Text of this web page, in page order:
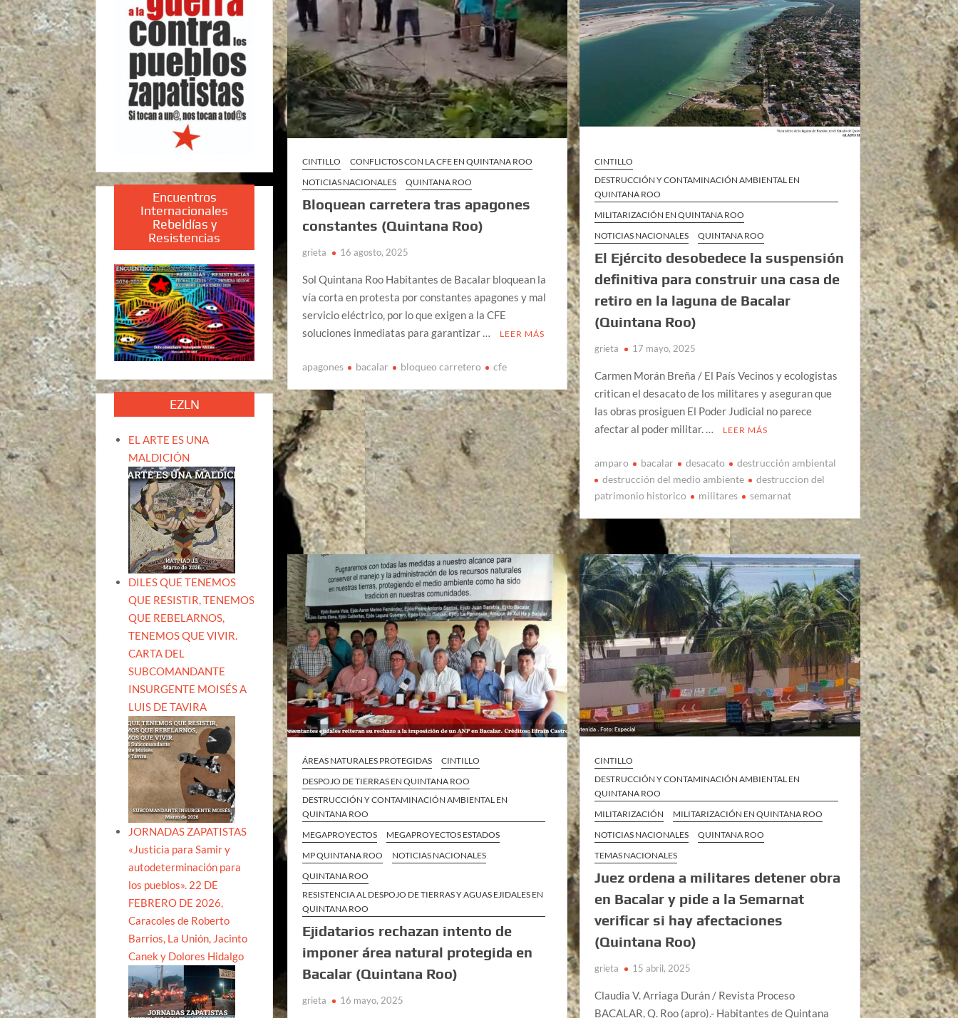
CINTILLO
CONFLICTOS CON LA CFE EN QUINTANA ROO
NOTICIAS NACIONALES
QUINTANA ROO
Bloquean carretera tras apagones
constantes (Quintana Roo)
grieta 16 agosto, 2025
Sol Quintana Roo Habitantes de Bacalar bloquean la
vía corta en protesta por constantes apagones y mal
servicio eléctrico, por lo que exigen a la CFE
soluciones inmediatas para garantizar …
LEER MÁS
apagones bacalar bloqueo carretero cfe
CINTILLO
DESTRUCCIÓN Y CONTAMINACIÓN AMBIENTAL EN
QUINTANA ROO
MILITARIZACIÓN EN QUINTANA ROO
NOTICIAS NACIONALES
QUINTANA ROO
El Ejército desobedece la suspensión
definitiva para construir una casa de
retiro en la laguna de Bacalar
(Quintana Roo)
grieta 17 mayo, 2025
Carmen Morán Breña / El País Vecinos y ecologistas
critican el desacato de los militares y aseguran que
las obras prosiguen El Poder Judicial no parece
afectar al poder militar. …
LEER MÁS
amparo bacalar desacato
destrucción ambiental
destrucción del medio ambiente
destruccion del
patrimonio historico
militares semarnat
ÁREAS NATURALES PROTEGIDAS
CINTILLO
DESPOJO DE TIERRAS EN QUINTANA ROO
DESTRUCCIÓN Y CONTAMINACIÓN AMBIENTAL EN
QUINTANA ROO
MEGAPROYECTOS
MEGAPROYECTOS ESTADOS
MP QUINTANA ROO
NOTICIAS NACIONALES
QUINTANA ROO
RESISTENCIA AL DESPOJO DE TIERRAS Y AGUAS EJIDALES EN
QUINTANA ROO
Ejidatarios rechazan intento de
imponer área natural protegida en
Bacalar (Quintana Roo)
grieta 16 mayo, 2025
CINTILLO
DESTRUCCIÓN Y CONTAMINACIÓN AMBIENTAL EN
QUINTANA ROO
MILITARIZACIÓN
MILITARIZACIÓN EN QUINTANA ROO
NOTICIAS NACIONALES
QUINTANA ROO
TEMAS NACIONALES
Juez ordena a militares detener obra
en Bacalar y pide a la Semarnat
verificar si hay afectaciones
(Quintana Roo)
grieta 15 abril, 2025
Claudia V. Arriaga Durán / Revista Proceso
BACALAR, Q. Roo (apro).- Habitantes de Quintana
Encuentros
Internacionales
Rebeldías y
Resistencias
EZLN
EL ARTE ES UNA
MALDICIÓN
DILES QUE TENEMOS
QUE RESISTIR, TENEMOS
QUE REBELARNOS,
TENEMOS QUE VIVIR.
CARTA DEL
SUBCOMANDANTE
INSURGENTE MOISÉS A
LUIS DE TAVIRA
JORNADAS ZAPATISTAS
«Justicia para Samir y
autodeterminación para
los pueblos». 22 DE
FEBRERO DE 2026,
Caracoles de Roberto
Barrios, La Unión, Jacinto
Canek y Dolores Hidalgo